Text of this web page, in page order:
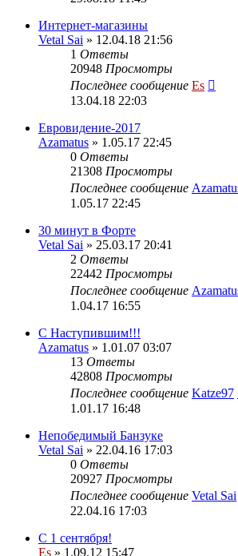
Интернет-магазины
Vetal Sai » 12.04.18 21:56
1 Ответы
20948 Просмотры
Последнее сообщение Es
13.04.18 22:03
Евровидение-2017
Azamatus » 1.05.17 22:45
0 Ответы
21308 Просмотры
Последнее сообщение
1.05.17 22:45
30 минут в Форте
Vetal Sai » 25.03.17 20:41
2 Ответы
22442 Просмотры
Последнее сообщение
1.04.17 16:55
С Наступившим!!!
Azamatus » 1.01.07 03:07
13 Ответы
42808 Просмотры
Последнее сообщение Katze97
1.01.17 16:48
Непобедимый Банзуке
Vetal Sai » 22.04.16 17:03
0 Ответы
20927 Просмотры
Последнее сообщение Vetal Sai
22.04.16 17:03
С 1 сентября!
Es » 1.09.12 15:47